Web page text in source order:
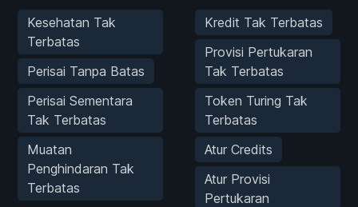
Kesehatan Tak
Terbatas
Perisai Tanpa Batas
Perisai Sementara
Tak Terbatas
Muatan
Penghindaran Tak
Terbatas
Kredit Tak Terbatas
Provisi Pertukaran
Tak Terbatas
Token Turing Tak
Terbatas
Atur Credits
Atur Provisi
Pertukaran